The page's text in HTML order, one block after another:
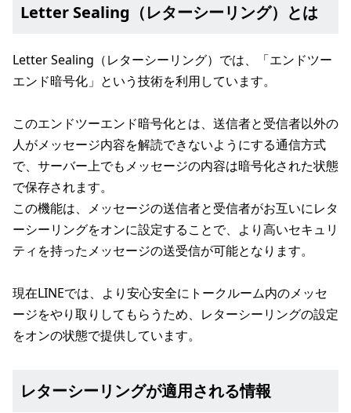
Letter Sealing（レターシーリング）とは
Letter Sealing（レターシーリング）では、「エンドツー
エンド暗号化」という技術を利用しています。
このエンドツーエンド暗号化とは、送信者と受信者以外の
人がメッセージ内容を解読できないようにする通信方式
で、サーバー上でもメッセージの内容は暗号化された状態
で保存されます。
この機能は、メッセージの送信者と受信者がお互いにレタ
ーシーリングをオンに設定することで、より高いセキュリ
ティを持ったメッセージの送受信が可能となります。
現在LINEでは、より安心安全にトークルーム内のメッセ
ージをやり取りしてもらうため、レターシーリングの設定
をオンの状態で提供しています。
レターシーリングが適用される情報